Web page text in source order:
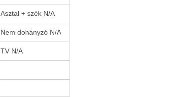
Asztal + szék N/A
Nem dohányzó N/A
TV N/A